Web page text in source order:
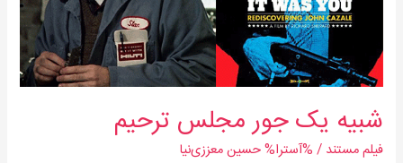
شبیه یک جور مجلس ترحیم
فیلم مستند / %آسترا%حسین معززی‌نیا